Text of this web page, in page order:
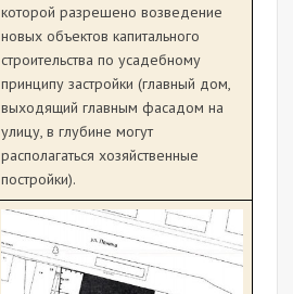
которой разрешено возведение
новых объектов капитального
строительства по усадебному
принципу застройки (главный дом,
выходящий главным фасадом на
улицу, в глубине могут
располагаться хозяйственные
постройки).